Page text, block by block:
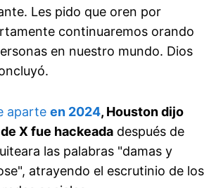
Les pido que oren por
continuaremos orando
en nuestro mundo. Dios
aparte en 2024, Houston dijo
X fue hackeada después de
las palabras "damas y
atrayendo el escrutinio de los